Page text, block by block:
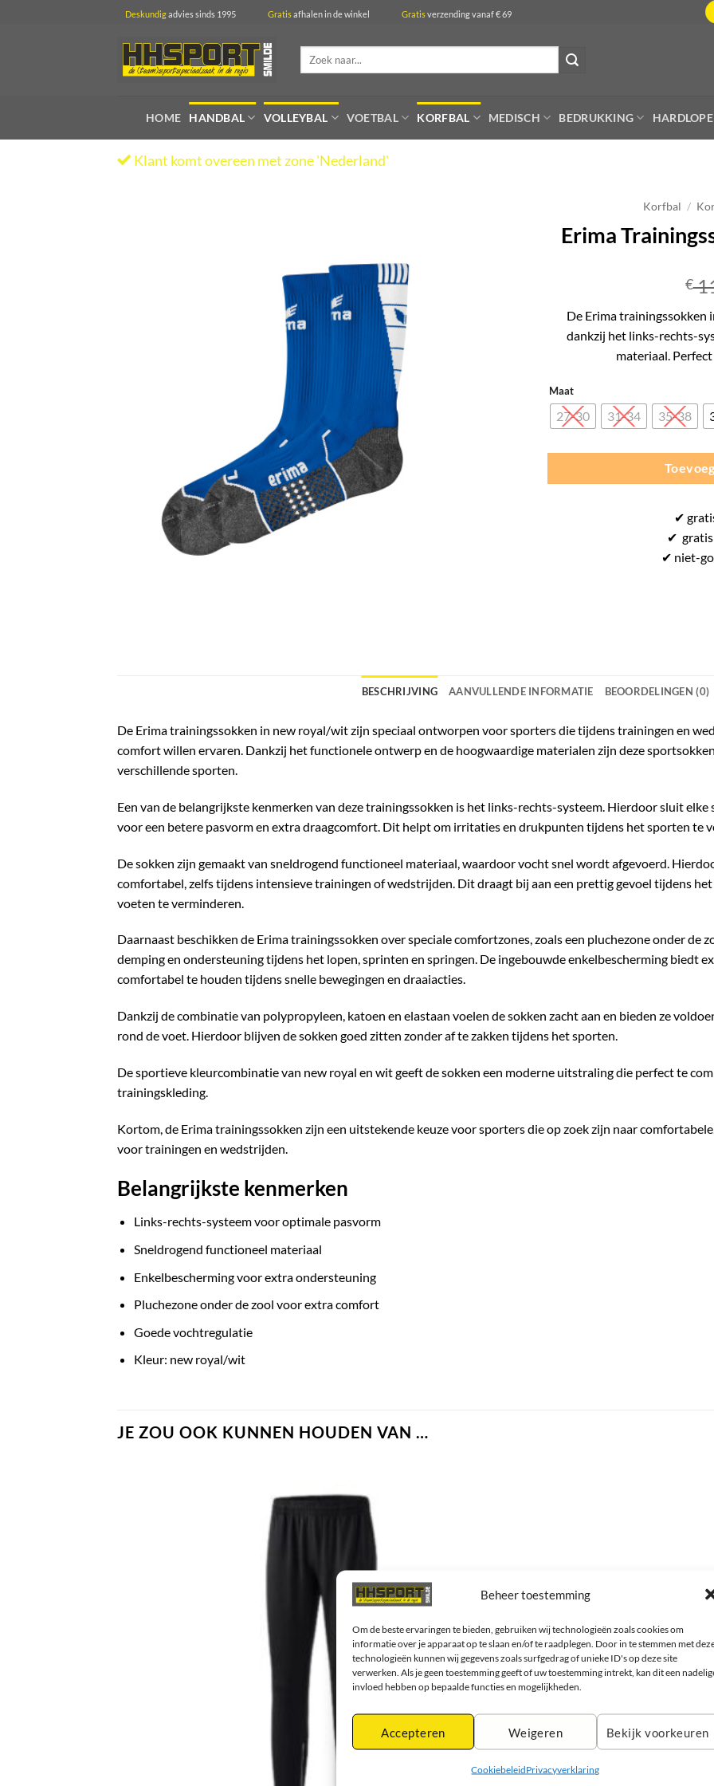
Beheer toestemming
Om de beste ervaringen te bieden, gebruiken wij technologieën zoals cookies om
informatie over je apparaat op te slaan en/of te raadplegen. Door in te stemmen met
technologieën kunnen wij gegevens zoals surfgedrag of unieke ID's op deze site
verwerken. Als je geen toestemming geeft of uw toestemming intrekt, kan dit een
invloed hebben op bepaalde functies en mogelijkheden.
Accepteren Weigeren Bekijk voorkeuren
CookiebeleidPrivacyverklaring
Deskundig advies sinds 1995 Gratis afhalen in de winkel Gratis verzending vanaf € 69
Zoeken
HOME HANDBAL VOLLEYBAL VOETBAL KORFBAL MEDISCH BEDRUKKING
Klant komt overeen met zone 'Nederland'
Korfbal /
Erima
€
De Erima
dankzij het links-rechts-
materiaal.
Maat
27-30 31-34 35-38
✔
✔ gratis
✔ niet-
BESCHRIJVING AANVULLENDE INFORMATIE BEOORDELINGEN (0)
De Erima trainingssokken in new royal/wit zijn speciaal ontworpen voor sporters die tijdens trainingen en
comfort willen ervaren. Dankzij het functionele ontwerp en de hoogwaardige materialen zijn deze
verschillende sporten.
Een van de belangrijkste kenmerken van deze trainingssokken is het links-rechts-systeem. Hierdoor sluit
voor een betere pasvorm en extra draagcomfort. Dit helpt om irritaties en drukpunten tijdens het sporten te
De sokken zijn gemaakt van sneldrogend functioneel materiaal, waardoor vocht snel wordt afgevoerd.
comfortabel, zelfs tijdens intensieve trainingen of wedstrijden. Dit draagt bij aan een prettig gevoel tijdens
voeten te verminderen.
Daarnaast beschikken de Erima trainingssokken over speciale comfortzones, zoals een pluchezone onder de
demping en ondersteuning tijdens het lopen, sprinten en springen. De ingebouwde enkelbescherming biedt
comfortabel te houden tijdens snelle bewegingen en draaiacties.
Dankzij de combinatie van polypropyleen, katoen en elastaan voelen de sokken zacht aan en bieden ze
rond de voet. Hierdoor blijven de sokken goed zitten zonder af te zakken tijdens het sporten.
De sportieve kleurcombinatie van new royal en wit geeft de sokken een moderne uitstraling die perfect te
trainingskleding.
Kortom, de Erima trainingssokken zijn een uitstekende keuze voor sporters die op zoek zijn naar
voor trainingen en wedstrijden.
Belangrijkste kenmerken
Links-rechts-systeem voor optimale pasvorm
Sneldrogend functioneel materiaal
Enkelbescherming voor extra ondersteuning
Pluchezone onder de zool voor extra comfort
Goede vochtregulatie
Kleur: new royal/wit
JE ZOU OOK KUNNEN HOUDEN VAN …